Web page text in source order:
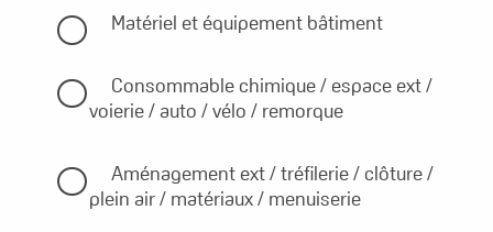
Matériel et équipement bâtiment
Consommable chimique / espace ext /
voierie / auto / vélo / remorque
Aménagement ext / tréfilerie / clôture /
plein air / matériaux / menuiserie